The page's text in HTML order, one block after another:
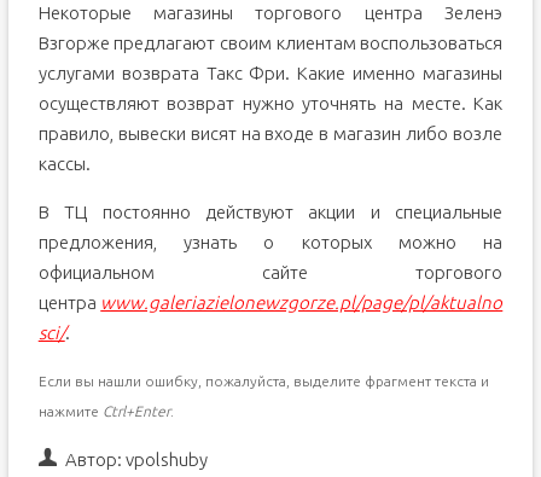
Некоторые магазины торгового центра Зеленэ
Взгорже предлагают своим клиентам воспользоваться
услугами возврата Такс Фри. Какие именно магазины
осуществляют возврат нужно уточнять на месте. Как
правило, вывески висят на входе в магазин либо возле
кассы.
В ТЦ постоянно действуют акции и специальные
предложения, узнать о которых можно на
официальном сайте торгового
центра www.galeriazielonewzgorze.pl/page/pl/aktualno
sci/.
Если вы нашли ошибку, пожалуйста, выделите фрагмент текста и
нажмите Ctrl+Enter.
Автор: vpolshuby